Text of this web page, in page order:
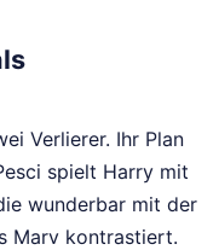
Verlierer. Ihr Plan
spielt Harry mit
wunderbar mit der
Marv kontrastiert.